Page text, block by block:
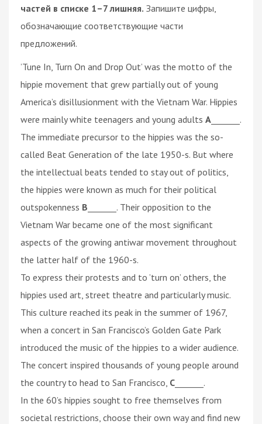
частей в списке 1–7 лишняя. Запишите цифры,
обозначающие соответствующие части
предложений.
’Tune In, Turn On and Drop Out’ was the motto of the
hippie movement that grew partially out of young
America’s disillusionment with the Vietnam War. Hippies
were mainly white teenagers and young adults A _______.
The immediate precursor to the hippies was the so-
called Beat Generation of the late 1950-s. But where
the intellectual beats tended to stay out of politics,
the hippies were known as much for their political
outspokenness B _______. Their opposition to the
Vietnam War became one of the most significant
aspects of the growing antiwar movement throughout
the latter half of the 1960-s.
To express their protests and to ’turn on’ others, the
hippies used art, street theatre and particularly music.
This culture reached its peak in the summer of 1967,
when a concert in San Francisco’s Golden Gate Park
introduced the music of the hippies to a wider audience.
The concert inspired thousands of young people around
the country to head to San Francisco, C _______.
In the 60’s hippies sought to free themselves from
societal restrictions, choose their own way and find new